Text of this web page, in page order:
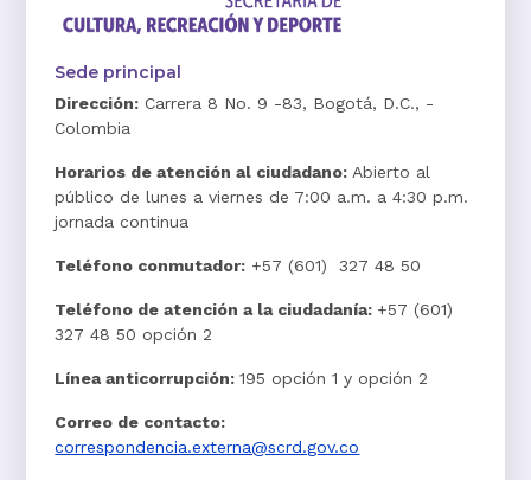
Sede principal
Dirección: Carrera 8 No. 9 -83, Bogotá, D.C., -
Colombia
Horarios de atención al ciudadano: Abierto al
público de lunes a viernes de 7:00 a.m. a 4:30 p.m.
jornada continua
Teléfono conmutador: +57 (601) 327 48 50
Teléfono de atención a la ciudadanía: +57 (601)
327 48 50 opción 2
Línea anticorrupción:195 opción 1 y opción 2
Correo de contacto:
correspondencia.externa@scrd.gov.co